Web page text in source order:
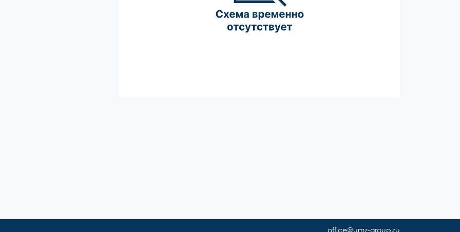
office@umz-group.ru